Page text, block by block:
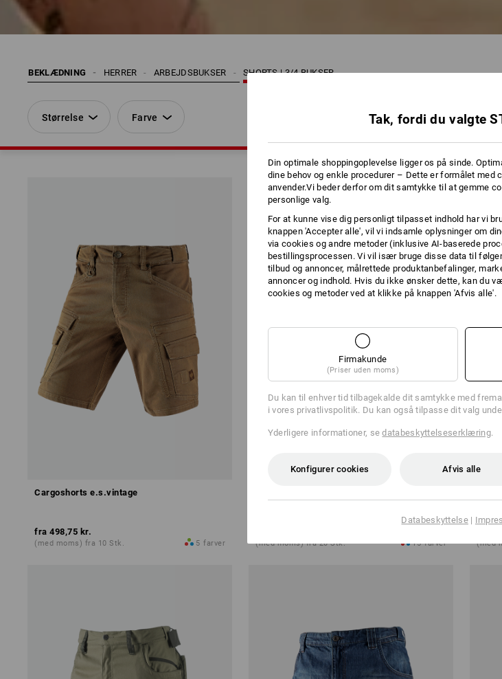
BEKLÆDNING SHORTS | 3/4 BUKSER
ARBEJDSBUKSER
HERRER
Størrelse Farve 41
Cargoshorts e.s.vintage
fra 498,75 kr.
(med moms) fra 10 Stk. 5 farver (med moms) fra 20 Stk. 15 farver (med
Tak, fordi du valgte
Din optimale shoppingoplevelse ligger os på sinde.
dine behov og enkle procedurer – Dette er formålet med
anvender.Vi beder derfor om dit samtykke til at gemme
personlige valg.
For at kunne vise dig personligt tilpasset indhold har vi
knappen 'Accepter alle', vil vi indsamle oplysninger om
via cookies og andre metoder (inklusive AI-baserede
bestillingsprocessen. Vi vil især bruge disse data til
tilbud og annoncer, målrettede produktanbefalinger,
annoncer og indhold. Hvis du ikke ønsker dette, kan du
cookies og metoder ved at klikke på knappen 'Afvis alle'.
Firmakunde
(Priser uden moms)
Du kan til enhver tid tilbagekalde dit samtykke med
i vores privatlivspolitik. Du kan også tilpasse dit valg
Yderligere informationer, sedatabeskyttelseserklæring.
Konfigurer cookies Afvis alle
Databeskyttelse|